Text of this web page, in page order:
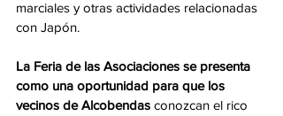
marciales y otras actividades relacionadas
con Japón.
La Feria de las Asociaciones se presenta
como una oportunidad para que los
vecinos de Alcobendas conozcan el rico